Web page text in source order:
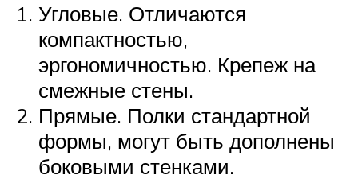
Угловые. Отличаются
компактностью,
эргономичностью. Крепеж на
смежные стены.
Прямые. Полки стандартной
формы, могут быть дополнены
боковыми стенками.